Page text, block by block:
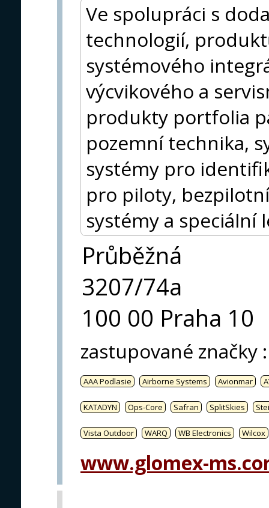
Ve spolupráci s
technologií,
systémového
výcvikového a
produkty portfolia
pozemní technika,
systémy pro
pro piloty,
systémy a speciální
Průběžná
3207/74a
100 00 Praha 10
zastupované značky :
AAA Podlasie Airborne Systems Avionmar
KATADYN Ops-Core Safran SplitSkies
Vista Outdoor WARQ WB Electronics Wilcox
www.glomex-